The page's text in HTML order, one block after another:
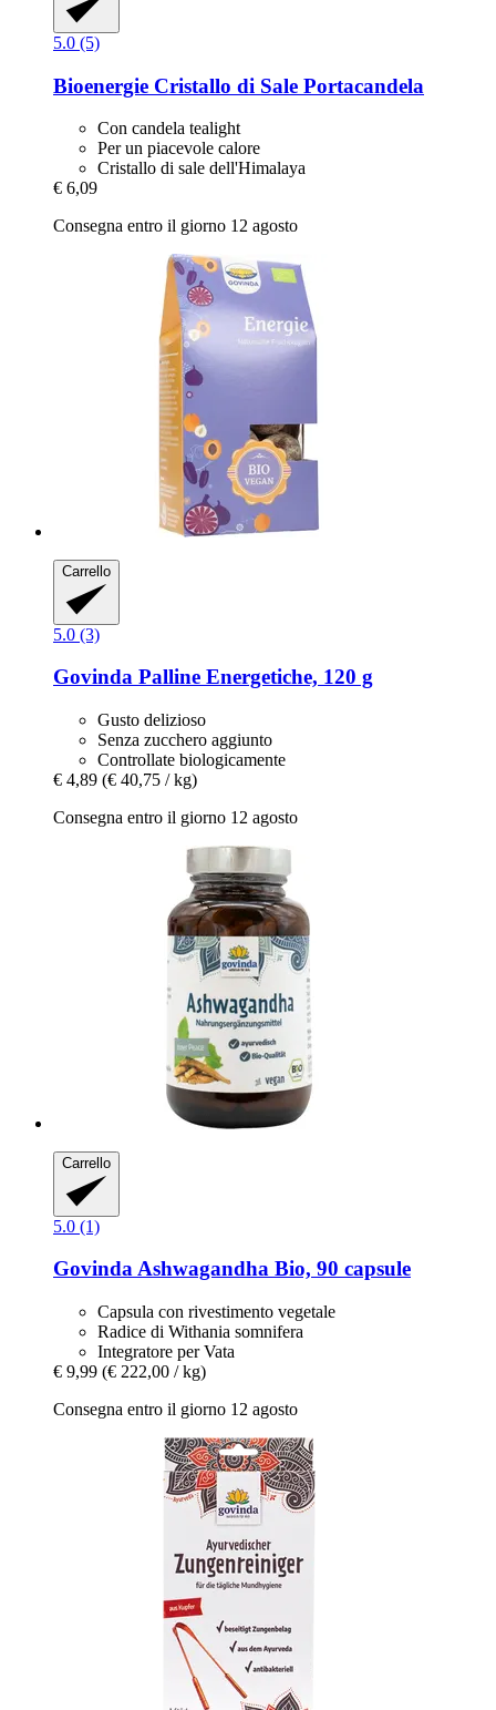
5.0 (5)
Bioenergie Cristallo di Sale Portacandela
Con candela tealight
Per un piacevole calore
Cristallo di sale dell'Himalaya
€ 6,09
Consegna entro il giorno 12 agosto
Carrello
5.0 (3)
Govinda Palline Energetiche, 120 g
Gusto delizioso
Senza zucchero aggiunto
Controllate biologicamente
€ 4,89 (€ 40,75 / kg)
Consegna entro il giorno 12 agosto
Carrello
5.0 (1)
GovindaAshwagandha Bio, 90 capsule
Capsula con rivestimento vegetale
Radice di Withania somnifera
Integratore per Vata
€ 9,99 (€ 222,00 / kg)
Consegna entro il giorno 12 agosto